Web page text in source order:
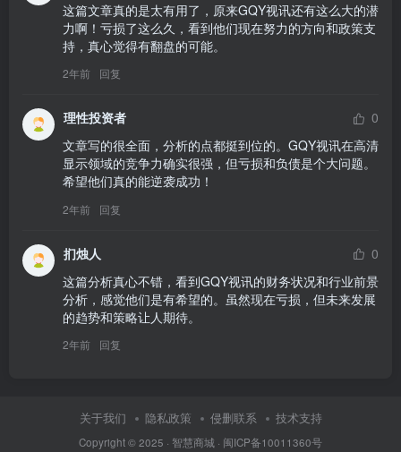
这篇文章真的是太有用了，原来GQY视讯还有这么大的潜
力啊！亏损了这么久，看到他们现在努力的方向和政策支
持，真心觉得有翻盘的可能。
2年前 回复
理性投资者
0
文章写的很全面，分析的点都挺到位的。GQY视讯在高清
显示领域的竞争力确实很强，但亏损和负债是个大问题。
希望他们真的能逆袭成功！
2年前 回复
扪烛人
0
这篇分析真心不错，看到GQY视讯的财务状况和行业前景
分析，感觉他们是有希望的。虽然现在亏损，但未来发展
的趋势和策略让人期待。
2年前 回复
关于我们 隐私政策 侵删联系 技术支持
Copyright © 2025 · 智慧商城 · 闽ICP备10011360号